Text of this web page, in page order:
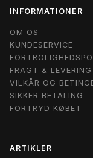
INFORMATIONER
OM OS
KUNDESERVICE
FRAGT & LEVERING
VILKÅR OG
SIKKER BETALING
FORTRYD KØBET
ARTIKLER